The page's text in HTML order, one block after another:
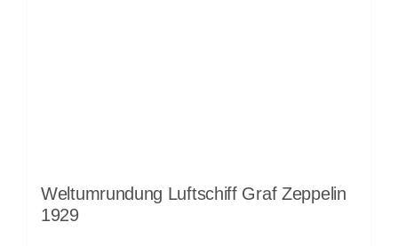
Weltumrundung Luftschiff Graf Zeppelin
1929